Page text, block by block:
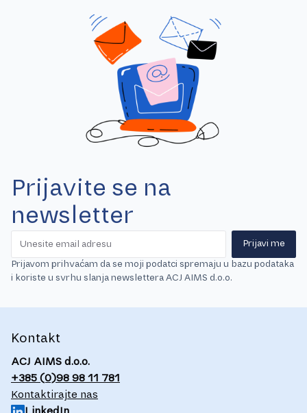
Prijavite se na
newsletter
Prijavi me
Prijavom prihvaćam da se moji podatci spremaju u bazu podataka
i koriste u svrhu slanja newslettera ACJ AIMS d.o.o.
Kontakt
ACJ AIMS d.o.o.
+385 (0)98 98 11 781
Kontaktirajte nas